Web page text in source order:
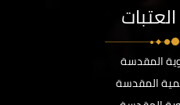
المقدسة
المقدسة